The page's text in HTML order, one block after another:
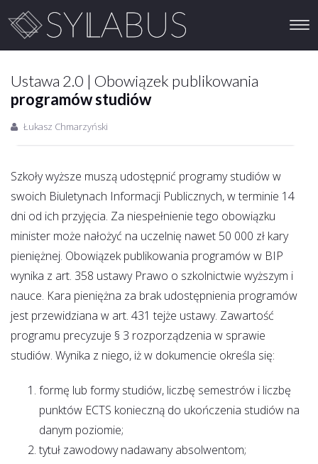
Ustawa 2.0 | Obowiązek publikowania
programów studiów
Łukasz Chmarzyński
Szkoły wyższe muszą udostępnić programy studiów w
swoich Biuletynach Informacji Publicznych, w terminie 14
dni od ich przyjęcia. Za niespełnienie tego obowiązku
minister może nałożyć na uczelnię nawet 50 000 zł kary
pieniężnej. Obowiązek publikowania programów w BIP
wynika z art. 358 ustawy Prawo o szkolnictwie wyższym i
nauce. Kara pieniężna za brak udostępnienia programów
jest przewidziana w art. 431 tejże ustawy. Zawartość
programu precyzuje § 3 rozporządzenia w sprawie
studiów. Wynika z niego, iż w dokumencie określa się:
formę lub formy studiów, liczbę semestrów i liczbę
punktów ECTS konieczną do ukończenia studiów na
danym poziomie;
tytuł zawodowy nadawany absolwentom;